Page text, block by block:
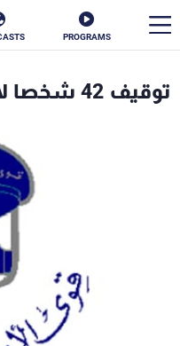
PROGRAMS
توقيف 42 شخصا لارتكابهم افعالا جرمية
الأخبار